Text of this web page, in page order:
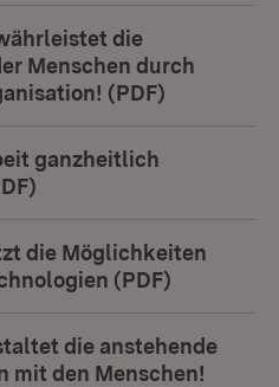
die
Menschen durch
(PDF)
ganzheitlich
die Möglichkeiten
(PDF)
die anstehende
mit den Menschen!